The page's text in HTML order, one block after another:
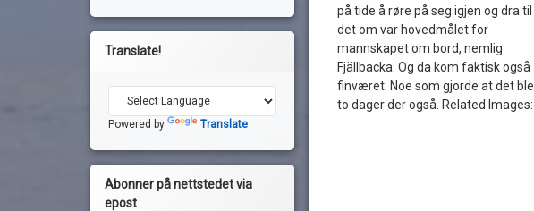
på tide å røre på seg igjen og dra til
det om var hovedmålet for
mannskapet om bord, nemlig
Fjällbacka. Og da kom faktisk også
finværet. Noe som gjorde at det ble
to dager der også. Related Images:
Translate!
Powered by Translate
Abonner på nettstedet via
epost